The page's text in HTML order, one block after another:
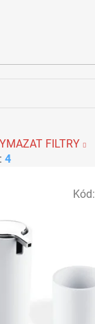
FILTRY
4
Kód: